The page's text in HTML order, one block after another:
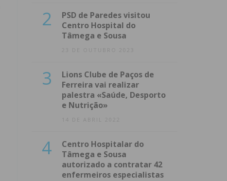
2
PSD de Paredes visitou
Centro Hospital do
Tâmega e Sousa
23 DE OUTUBRO 2023
3
Lions Clube de Paços de
Ferreira vai realizar
palestra «Saúde, Desporto
e Nutrição»
14 DE ABRIL 2022
4
Centro Hospitalar do
Tâmega e Sousa
autorizado a contratar 42
enfermeiros especialistas